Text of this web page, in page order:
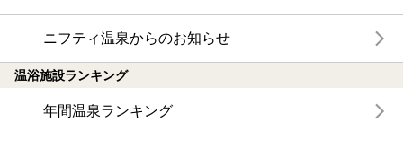
ニフティ温泉からのお知らせ
温浴施設ランキング
年間温泉ランキング